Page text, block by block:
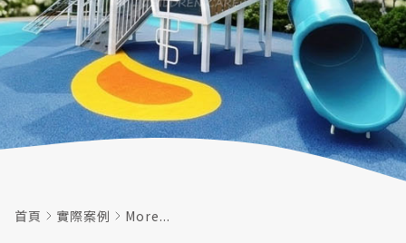
實際案例
聯絡我們
首頁 實際案例 More...